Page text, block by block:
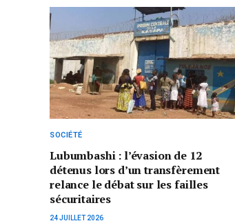
SOCIÉTÉ
Lubumbashi : l’évasion de 12
détenus lors d’un transfèrement
relance le débat sur les failles
sécuritaires
24 JUILLET 2026